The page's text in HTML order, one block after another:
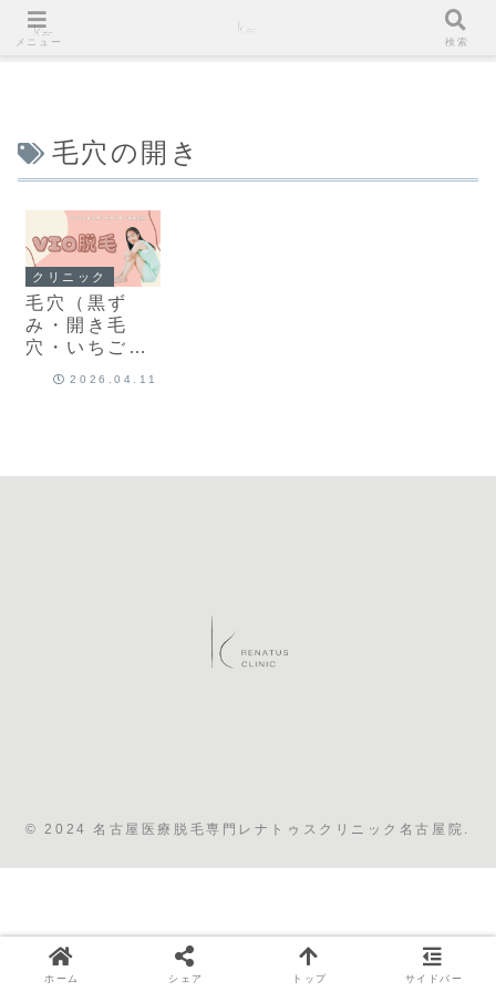
毛穴の開き
クリニック
毛穴（黒ず
み・開き毛
穴・いちご
クリニック名
2026.04.11
© 2024 名古屋医療脱毛専門レナトゥスクリニック名古屋院.
メニュー 検索
ホーム シェア トップ サイドバー